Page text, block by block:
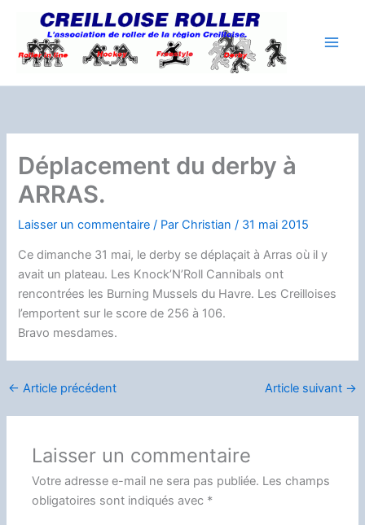
contenu
Déplacement du derby à
ARRAS.
Laisser un commentaire / ParChristian/ 31 mai 2015
Ce dimanche 31 mai, le derby se déplaçait à Arras où il y
avait un plateau. Les Knock’N’Roll Cannibals ont
rencontrées les Burning Mussels du Havre. Les Creilloises
l’emportent sur le score de 256 à 106.
Bravo mesdames.
← Article précédent Article suivant →
Laisser un commentaire
Votre adresse e-mail ne sera pas publiée. Les champs
obligatoires sont indiqués avec *